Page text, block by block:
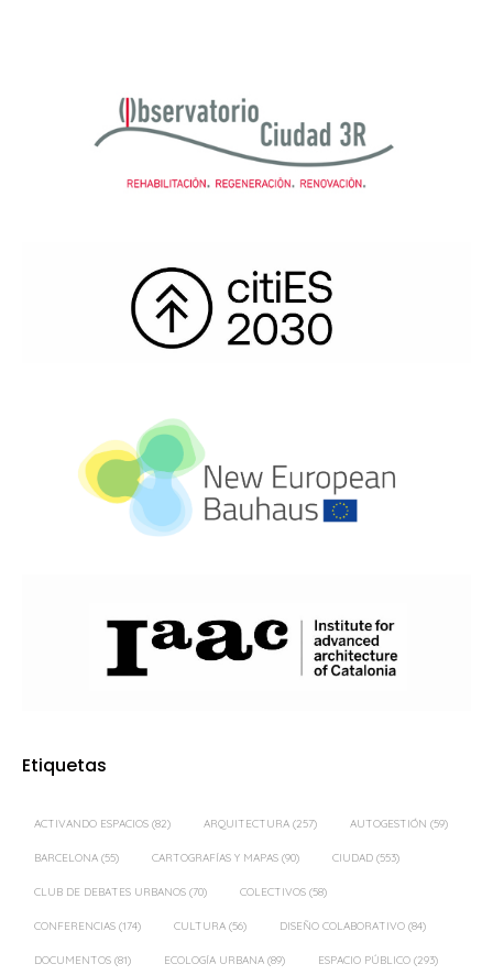
Etiquetas
ACTIVANDO ESPACIOS (82) ARQUITECTURA (257) AUTOGESTIÓN (59)
BARCELONA (55) CARTOGRAFÍAS Y MAPAS (90) CIUDAD (553)
CLUB DE DEBATES URBANOS (70) COLECTIVOS (58)
CONFERENCIAS (174) CULTURA (56) DISEÑO COLABORATIVO (84)
DOCUMENTOS (81) ECOLOGÍA URBANA (89) ESPACIO PÚBLICO (293)